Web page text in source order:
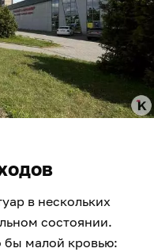
в нескольких
состоянии.
малой кровью: